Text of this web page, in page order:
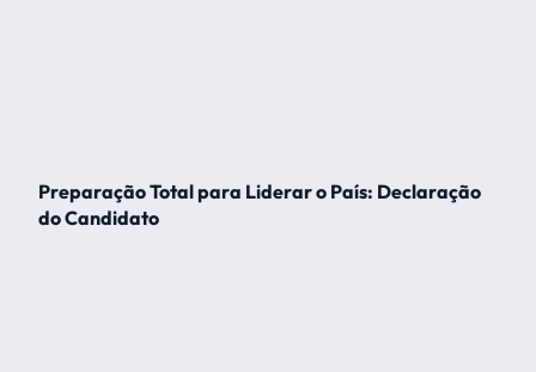
Preparação Total para Liderar o País: Declaração
do Candidato